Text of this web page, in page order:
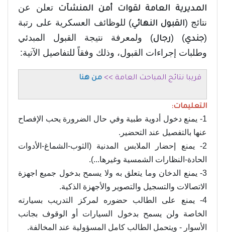
المديرية العامة لقوات أمن المنشآت تعلن عن
نتائج (القبول النهائي) للوظائف العسكرية على رتبة
(جندي) (رجال) ولمعرفة نتيجة القبول المبدئي
وطلبات إجراءات القبول، وذلك وفقاً للتفاصيل الآتية:
قريبا نتائج المباحث العامة >> من هنا
التعليمات:
1- يمنع دخول أدوية طبية وفي حال الضرورة يحب الإفصاح
عنها بالتفصيل عند التحضير.
2- يمنع إحضار الملابس المدنية (الثوب-الشماغ-الأدوات
الحادة-النظارات الشمسية وغيرها...).
3- يمنع الدخان وما يتعلق به ولا يسمح بدخول جميع اجهزة
الاتصالات والتسجيل والتصوير والأجهزة الذكية.
4- يمنع على الطالب حضوره لمركز التدريب بسيارته
الخاصة ولن يسمح بدخول السيارات أو الوقوف بجانب
الأسوار - ويتحمل الطالب كامل المسؤولية عند المخالفة.